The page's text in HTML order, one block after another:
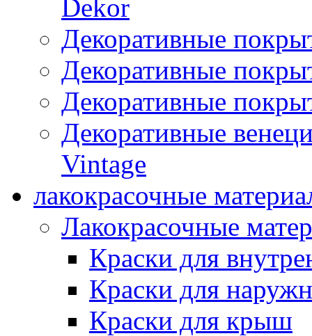
Dekor
Декоративные
Декоративные
Декоративные
Декоративные
Vintage
лакокрасочные
Лакокрасочные
Краски для
Краски для
Краски для крыш